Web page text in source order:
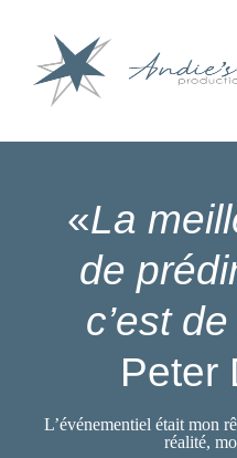
contenu
«La
de
c’est
Peter
L’événementiel était mon
réalité,